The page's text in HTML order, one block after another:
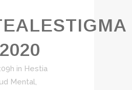
in Hestia
Mental,